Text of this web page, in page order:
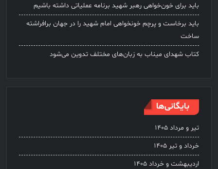
باید برای خون‌خواهی رهبر شهید برنامه عملیاتی داشته باشیم
باید برخاست و پرچم خونخواهی امام شهید را در جهان برافراشته
ساخت
کتاب شهدای میناب به زبان‌های مختلف تدوین می‌شود
بایگانی‌ها
تیر و مرداد ۱۴۰۵
خرداد و تیر ۱۴۰۵
اردیبهشت و خرداد ۱۴۰۵